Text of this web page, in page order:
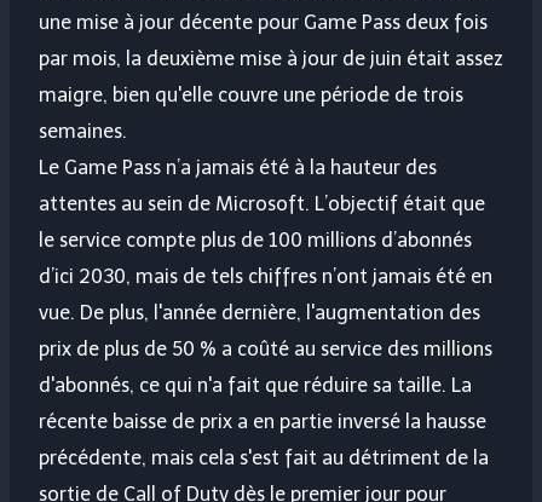
une mise à jour décente pour Game Pass deux fois
par mois, la deuxième mise à jour de juin était assez
maigre, bien qu'elle couvre une période de trois
semaines.
Le Game Pass n’a jamais été à la hauteur des
attentes au sein de Microsoft. L’objectif était que
le service compte plus de 100 millions d’abonnés
d’ici 2030, mais de tels chiffres n’ont jamais été en
vue. De plus, l'année dernière, l'augmentation des
prix de plus de 50 % a coûté au service des millions
d'abonnés, ce qui n'a fait que réduire sa taille. La
récente baisse de prix a en partie inversé la hausse
précédente, mais cela s'est fait au détriment de la
sortie de Call of Duty dès le premier jour pour